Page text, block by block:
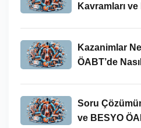
Kavramları
Kazanimlar
ÖABT’de
Soru
ve BESYO